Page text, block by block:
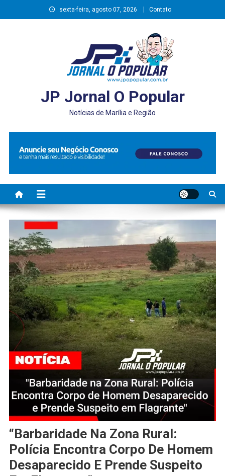
to
sexta-feira, agosto 07, 2026 Contato
JP Jornal O Popular
Notícias de Marília e Região
“Barbaridade Na Zona Rural:
Polícia Encontra Corpo De Homem
Desaparecido E Prende Suspeito